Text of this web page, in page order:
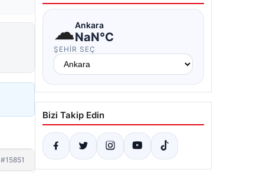
#15851
☁Ankara
NaN°C
ŞEHIR SEÇ
Bizi Takip Edin